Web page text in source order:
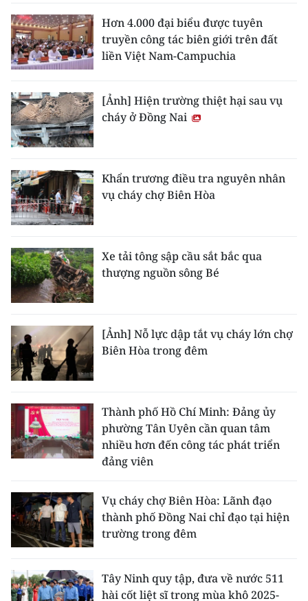
Hơn 4.000 đại biểu được tuyên
truyền công tác biên giới trên đất
liền Việt Nam-Campuchia
[Ảnh] Hiện trường thiệt hại sau vụ
cháy ở Đồng Nai
Khẩn trương điều tra nguyên nhân
vụ cháy chợ Biên Hòa
Xe tải tông sập cầu sắt bắc qua
thượng nguồn sông Bé
[Ảnh] Nỗ lực dập tắt vụ cháy lớn chợ
Biên Hòa trong đêm
Thành phố Hồ Chí Minh: Đảng ủy
phường Tân Uyên cần quan tâm
nhiều hơn đến công tác phát triển
đảng viên
Vụ cháy chợ Biên Hòa: Lãnh đạo
thành phố Đồng Nai chỉ đạo tại hiện
trường trong đêm
Tây Ninh quy tập, đưa về nước 511
hài cốt liệt sĩ trong mùa khô 2025-